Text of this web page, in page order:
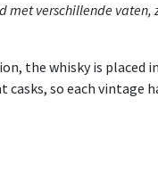
verschillende
the whisky is placed
so each vintage